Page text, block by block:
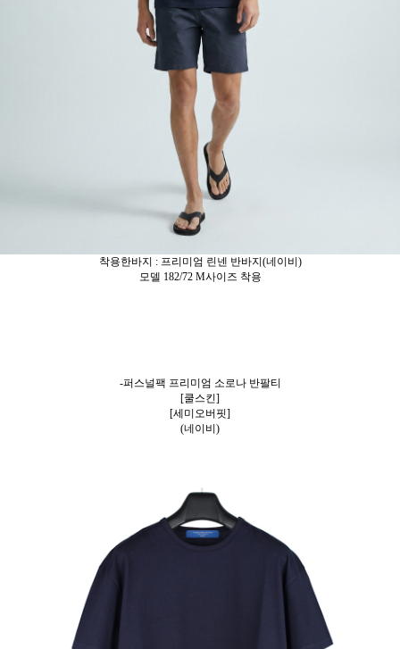
착용한바지 : 프리미엄 린넨 반바지(네이비)
모델 182/72 M사이즈 착용
-퍼스널팩 프리미엄 소로나 반팔티
[쿨스킨]
[세미오버핏]
(네이비)